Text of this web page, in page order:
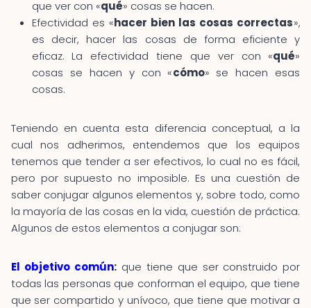
que ver con «qué» cosas se hacen.
Efectividad es «hacer bien las cosas correctas»,
es decir, hacer las cosas de forma eficiente y
eficaz. La efectividad tiene que ver con «qué»
cosas se hacen y con «cómo» se hacen esas
cosas.
Teniendo en cuenta esta diferencia conceptual, a la
cual nos adherimos, entendemos que los equipos
tenemos que tender a ser efectivos, lo cual no es fácil,
pero por supuesto no imposible. Es una cuestión de
saber conjugar algunos elementos y, sobre todo, como
la mayoría de las cosas en la vida, cuestión de práctica.
Algunos de estos elementos a conjugar son:
El objetivo común:que tiene que ser construido por
todas las personas que conforman el equipo, que tiene
que ser compartido y unívoco, que tiene que motivar a